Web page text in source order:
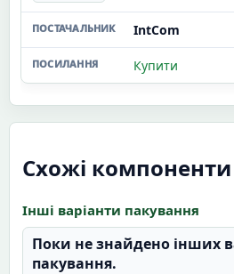
IntCom
Купити
Схожі компоненти
Інші варіанти пакування
Поки не знайдено інших
пакування.